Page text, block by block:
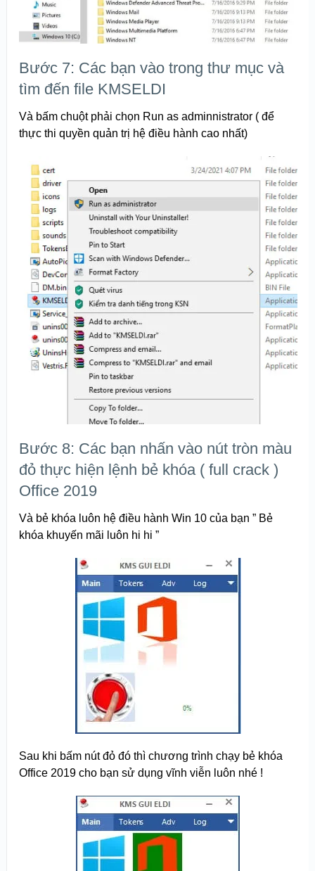
Bước 7: Các bạn vào trong thư mục và
tìm đến file KMSELDI
Và bấm chuột phải chọn Run as adminnistrator ( để
thực thi quyền quản trị hệ điều hành cao nhất)
Bước 8: Các bạn nhấn vào nút tròn màu
đỏ thực hiện lệnh bẻ khóa ( full crack )
Office 2019
Và bẻ khóa luôn hệ điều hành Win 10 của bạn ” Bẻ
khóa khuyến mãi luôn hi hi ”
Sau khi bấm nút đỏ đó thì chương trình chạy bẻ khóa
Office 2019 cho bạn sử dụng vĩnh viễn luôn nhé !